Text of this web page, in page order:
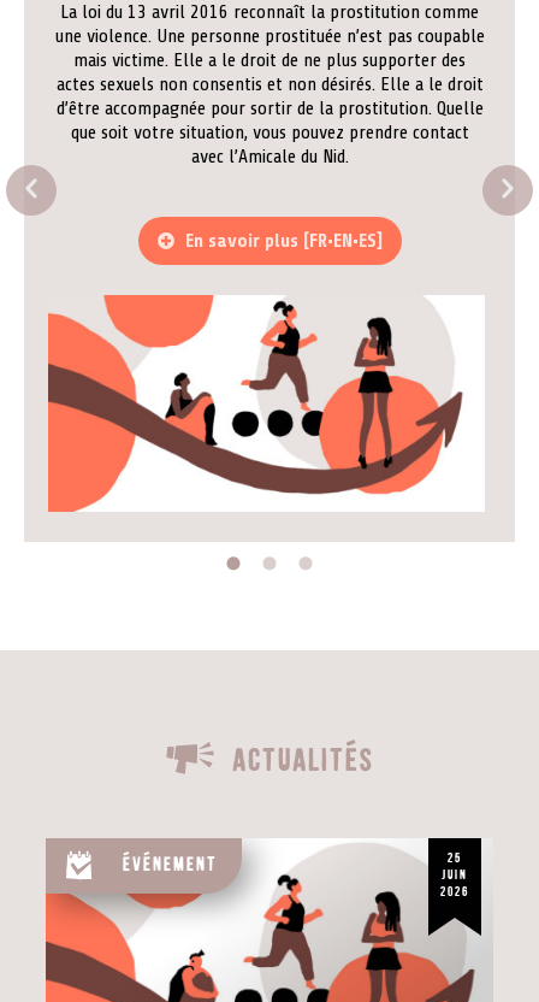
La loi du 13 avril 2016 reconnaît la prostitution comme
une violence. Une personne prostituée n’est pas coupable
mais victime. Elle a le droit de ne plus supporter des
actes sexuels non consentis et non désirés. Elle a le droit
d’être accompagnée pour sortir de la prostitution. Quelle
que soit votre situation, vous pouvez prendre contact
avec l’Amicale du Nid.
En savoir plus [FR•EN•ES]
Actualités
Événement
25
juin
2026